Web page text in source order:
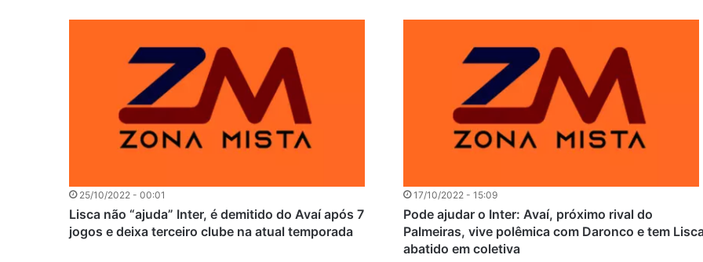
25/10/2022 - 00:01
Lisca não “ajuda” Inter, é demitido do Avaí após 7
jogos e deixa terceiro clube na atual temporada
17/10/2022 - 15:09
Pode ajudar o Inter: Avaí, próximo rival do
Palmeiras, vive polêmica com Daronco e tem
abatido em coletiva